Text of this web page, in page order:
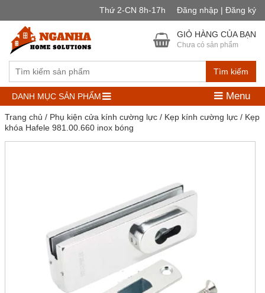
Thứ 2-CN 8h-17h Đăng nhập | Đăng ký
Tìm kiếm
GIỎ HÀNG CỦA BẠN
Chưa có sản phẩm
DANH MỤC SẢN PHẨM Menu
Trang chủ / Phụ kiện cửa kính cường lực/ Kẹp kính cường lực/ Kẹp
khóa Hafele 981.00.660 inox bóng